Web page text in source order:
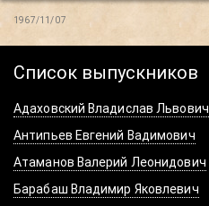
1967/11/07
Список выпускников
Адаховский Владислав Львович
Антипьев Евгений Вадимович
Атаманов Валерий Леонидович
Барабаш Владимир Яковлевич